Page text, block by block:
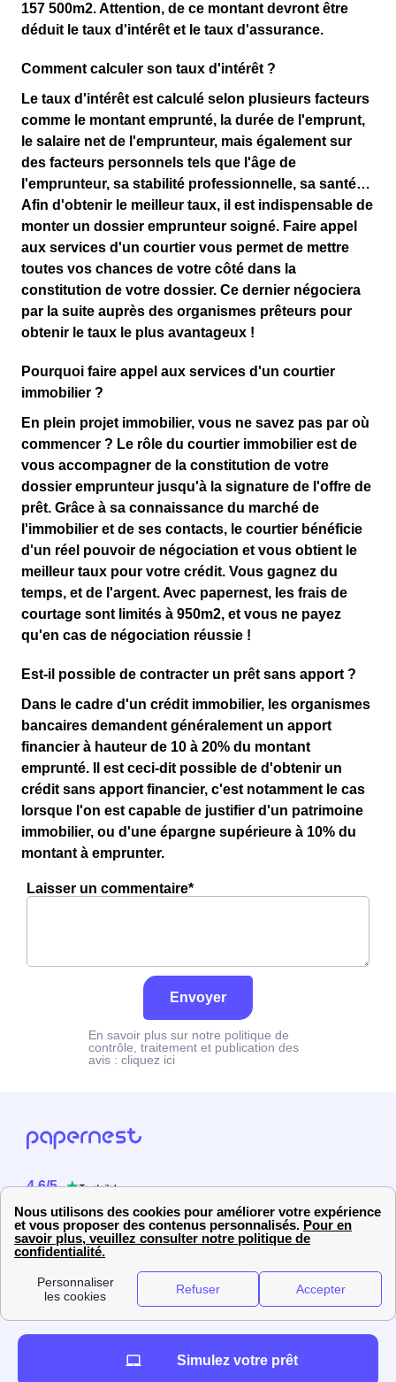
157 500m2. Attention, de ce montant devront être
déduit le taux d'intérêt et le taux d'assurance.
Comment calculer son taux d'intérêt ?
Le taux d'intérêt est calculé selon plusieurs facteurs
comme le montant emprunté, la durée de l'emprunt,
le salaire net de l'emprunteur, mais également sur
des facteurs personnels tels que l'âge de
l'emprunteur, sa stabilité professionnelle, sa santé…
Afin d'obtenir le meilleur taux, il est indispensable de
monter un dossier emprunteur soigné. Faire appel
aux services d'un courtier vous permet de mettre
toutes vos chances de votre côté dans la
constitution de votre dossier. Ce dernier négociera
par la suite auprès des organismes prêteurs pour
obtenir le taux le plus avantageux !
Pourquoi faire appel aux services d'un courtier
immobilier ?
En plein projet immobilier, vous ne savez pas par où
commencer ? Le rôle du courtier immobilier est de
vous accompagner de la constitution de votre
dossier emprunteur jusqu'à la signature de l'offre de
prêt. Grâce à sa connaissance du marché de
l'immobilier et de ses contacts, le courtier bénéficie
d'un réel pouvoir de négociation et vous obtient le
meilleur taux pour votre crédit. Vous gagnez du
temps, et de l'argent. Avec papernest, les frais de
courtage sont limités à 950m2, et vous ne payez
qu'en cas de négociation réussie !
Est-il possible de contracter un prêt sans apport ?
Dans le cadre d'un crédit immobilier, les organismes
bancaires demandent généralement un apport
financier à hauteur de 10 à 20% du montant
emprunté. Il est ceci-dit possible de d'obtenir un
crédit sans apport financier, c'est notamment le cas
lorsque l'on est capable de justifier d'un patrimoine
immobilier, ou d'une épargne supérieure à 10% du
montant à emprunter.
Laisser un commentaire*
Envoyer
En savoir plus sur notre politique de
contrôle, traitement et publication des
avis : cliquez ici
4.6/5
Sur 2358utilisateurs
Simulez votre prêt